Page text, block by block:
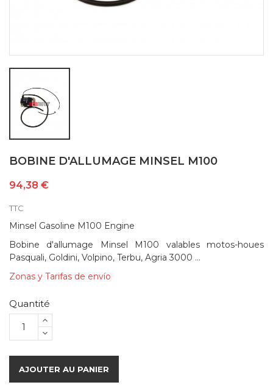
BOBINE D'ALLUMAGE MINSEL M100
94,38 €
TTC
Minsel Gasoline M100 Engine
Bobine d'allumage Minsel M100 valables motos-houes
Pasquali, Goldini, Volpino, Terbu, Agria 3000 ...
Zonas y Tarifas de envío
Quantité
AJOUTER AU PANIER